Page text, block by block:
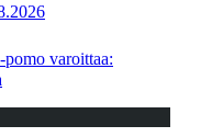
varoittaa: